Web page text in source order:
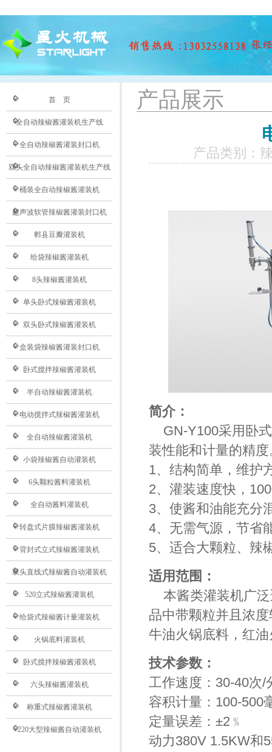
首 页
全自动辣椒酱灌装机生产线
全自动辣椒酱灌装封口机
双头全自动辣椒酱灌装机生产线
桶装全自动辣椒酱灌装机
超声波软管辣椒酱灌装封口机
郫县豆瓣灌装机
给袋辣椒酱灌装机
8头辣椒酱灌装机
单头卧式辣椒酱灌装机
双头卧式辣椒酱灌装机
盒装袋辣椒酱灌装封口机
卧式搅拌辣椒酱灌装机
半自动辣椒酱灌装机
电动搅拌式辣椒酱灌装机
全自动辣椒酱灌装机
小袋辣椒酱自动灌装机
6头颗粒酱料灌装机
全自动酱料灌装机
转盘式片膜辣椒酱灌装机
背封式立式辣椒酱灌装机
双头直线式辣椒酱自动灌装机
520立式辣椒酱灌装机
给袋式辣椒酱计量灌装机
火锅底料灌装机
卧式搅拌辣椒酱灌装机
六头辣椒酱灌装机
称重式辣椒酱灌装机
220大型辣椒酱自动灌装机
产品展示
产品类别：
简介：
GN-Y100采用卧
装性能和计量的精
1、结构简单，维护
2、灌装速度快，
3、使酱和油能充分
4、无需气源，节省
5、适合大颗粒、辣
适用范围：
本酱类灌装机广
品中带颗粒并且浓
牛油火锅底料，红
技术参数：
工作速度：30-40次/
容积计量：100-500
定量误差：±2﹪
动力380V 1.5KW和